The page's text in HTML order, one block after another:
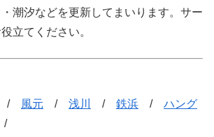
潮汐などを更新してまいります。サー
立てください。
/ 風元 / 浅川 / 鉄浜 / ハング